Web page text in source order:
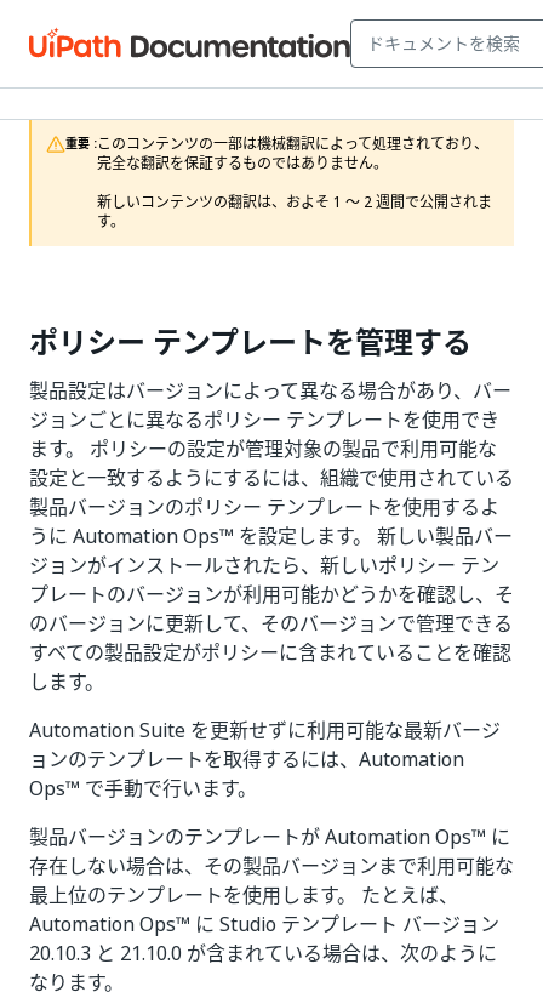
重要 :このコンテンツの一部は機械翻訳によって処理されており、
完全な翻訳を保証するものではありません。
新しいコンテンツの翻訳は、およそ 1 ～ 2 週間で公開されま
す。
ポリシー テンプレートを管理する
製品設定はバージョンによって異なる場合があり、バー
ジョンごとに異なるポリシー テンプレートを使用でき
ます。 ポリシーの設定が管理対象の製品で利用可能な
設定と一致するようにするには、組織で使用されている
製品バージョンのポリシー テンプレートを使用するよ
うに Automation Ops™ を設定します。 新しい製品バー
ジョンがインストールされたら、新しいポリシー テン
プレートのバージョンが利用可能かどうかを確認し、そ
のバージョンに更新して、そのバージョンで管理できる
すべての製品設定がポリシーに含まれていることを確認
します。
Automation Suite を更新せずに利用可能な最新バージ
ョンのテンプレートを取得するには、Automation
Ops™ で手動で行います。
製品バージョンのテンプレートが Automation Ops™ に
存在しない場合は、その製品バージョンまで利用可能な
最上位のテンプレートを使用します。 たとえば、
Automation Ops™ に Studio テンプレート バージョン
20.10.3 と 21.10.0 が含まれている場合は、次のように
なります。